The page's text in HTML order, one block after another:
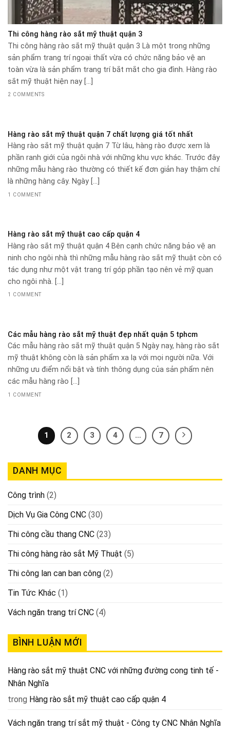
Thi công hàng rào sắt mỹ thuật quận 3
Thi công hàng rào sắt mỹ thuật quận 3 Là một trong những
sản phẩm trang trí ngoại thất vừa có chức năng bảo vệ an
toàn vừa là sản phẩm trang trí bắt mắt cho gia đình. Hàng rào
sắt mỹ thuật hiện nay [...]
2 COMMENTS
Hàng rào sắt mỹ thuật quận 7 chất lượng giá tốt nhất
Hàng rào sắt mỹ thuật quận 7 Từ lâu, hàng rào được xem là
phần ranh giới của ngôi nhà với những khu vực khác. Trước đây
những mẫu hàng rào thường có thiết kế đơn giản hay thậm chí
là những hàng cây. Ngày [...]
1 COMMENT
Hàng rào sắt mỹ thuật cao cấp quận 4
Hàng rào sắt mỹ thuật quận 4 Bên cạnh chức năng bảo vệ an
ninh cho ngôi nhà thì những mẫu hàng rào sắt mỹ thuật còn có
tác dụng như một vật trang trí góp phần tạo nên vẻ mỹ quan
cho ngôi nhà. [...]
1 COMMENT
Các mẫu hàng rào sắt mỹ thuật đẹp nhất quận 5 tphcm
Các mẫu hàng rào sắt mỹ thuật quận 5 Ngày nay, hàng rào sắt
mỹ thuật không còn là sản phẩm xa lạ với mọi người nữa. Với
những ưu điểm nổi bật và tính thông dụng của sản phẩm nên
các mẫu hàng rào [...]
1 COMMENT
1 2 3 4 … 7
DANH MỤC
Công trình (2)
Dịch Vụ Gia Công CNC (30)
Thi công cầu thang CNC (23)
Thi công hàng rào sắt Mỹ Thuật (5)
Thi công lan can ban công (2)
Tin Tức Khác (1)
Vách ngăn trang trí CNC (4)
BÌNH LUẬN MỚI
Hàng rào sắt mỹ thuật CNC với những đường cong tinh tế -
Nhân Nghĩa
trong Hàng rào sắt mỹ thuật cao cấp quận 4
Vách ngăn trang trí sắt mỹ thuật - Công ty CNC Nhân Nghĩa